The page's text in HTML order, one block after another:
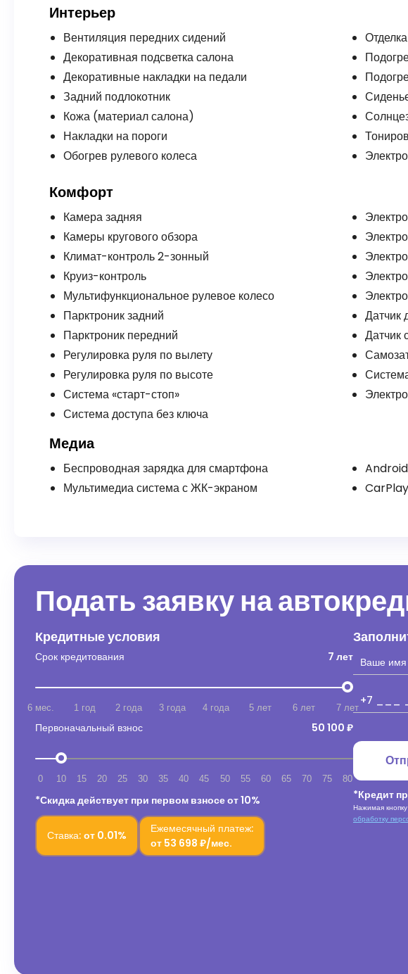
Интерьер
Вентиляция передних сидений
Декоративная подсветка салона
Декоративные накладки на педали
Задний подлокотник
Кожа (материал салона)
Накладки на пороги
Обогрев рулевого колеса
Комфорт
Камера задняя
Камеры кругового обзора
Климат-контроль 2-зонный
Круиз-контроль
Мультифункциональное рулевое колесо
Парктроник задний
Парктроник передний
Регулировка руля по вылету
Регулировка руля по высоте
Система «старт-стоп»
Система доступа без ключа
Датчик
Датчик
Медиа
Беспроводная зарядка для смартфона
Мультимедиа система с ЖК-экраном
CarPlay
Подать заявку на
Кредитные условия
Срок кредитования 7 лет
6 мес. 1 год 2 года 3 года 4 года 5 лет 6 лет 7 лет
Первоначальный взнос 50 100 ₽
0 10 15 20 25 30 35 40 45 50 55 60 65 70 75 80
*Скидка действует при первом взносе от 10%
Ставка: от 0.01%
Ежемесячный платеж:
от 53 698 ₽/мес.
*Кредит
Нажимая
обработку